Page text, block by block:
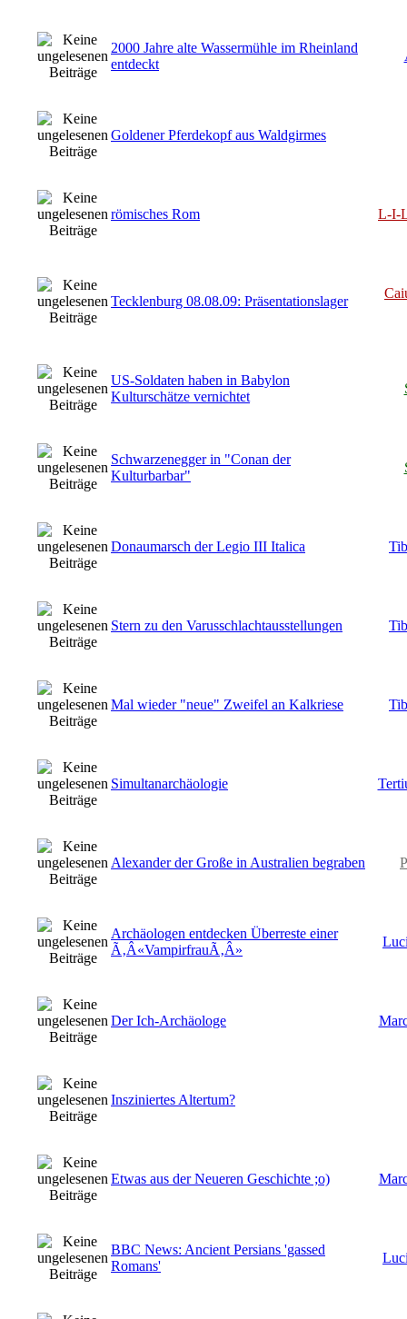
2000 Jahre alte Wassermühle im Rheinland
entdeckt
Goldener Pferdekopf aus Waldgirmes
römisches Rom L-I-
Tecklenburg 08.08.09: Präsentationslager
US-Soldaten haben in Babylon
Kulturschätze vernichtet
Schwarzenegger in "Conan der
Kulturbarbar"
Donaumarsch der Legio III Italica
Stern zu den Varusschlachtausstellungen
Mal wieder "neue" Zweifel an Kalkriese
Simultanarchäologie
Alexander der Große in Australien begraben
Archäologen entdecken Überreste einer
Ã‚Â«VampirfrauÃ‚Â»
Der Ich-Archäologe
Insziniertes Altertum?
Etwas aus der Neueren Geschichte ;o)
BBC News: Ancient Persians 'gassed
Romans'